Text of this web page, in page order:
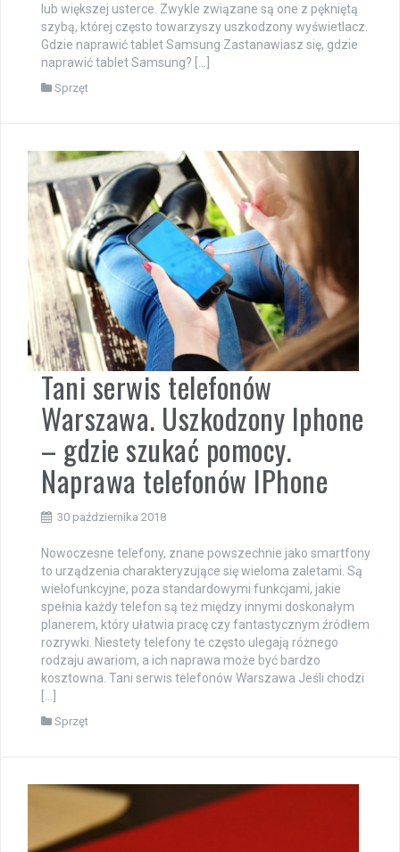
lub większej usterce. Zwykle związane są one z pękniętą
szybą, której często towarzyszy uszkodzony wyświetlacz.
Gdzie naprawić tablet Samsung Zastanawiasz się, gdzie
naprawić tablet Samsung? […]
Sprzęt
Tani serwis telefonów
Warszawa. Uszkodzony Iphone
– gdzie szukać pomocy.
Naprawa telefonów IPhone
30 października 2018
Nowoczesne telefony, znane powszechnie jako smartfony
to urządzenia charakteryzujące się wieloma zaletami. Są
wielofunkcyjne, poza standardowymi funkcjami, jakie
spełnia każdy telefon są też między innymi doskonałym
planerem, który ułatwia pracę czy fantastycznym źródłem
rozrywki. Niestety telefony te często ulegają różnego
rodzaju awariom, a ich naprawa może być bardzo
kosztowna. Tani serwis telefonów Warszawa Jeśli chodzi
Sprzęt